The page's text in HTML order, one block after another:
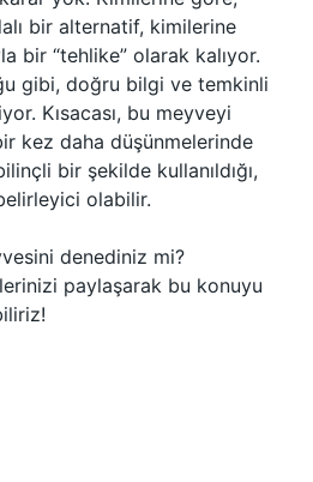
bir alternatif, kimilerine
bir “tehlike” olarak kalıyor.
gibi, doğru bilgi ve temkinli
Kısacası, bu meyveyi
kez daha düşünmelerinde
bir şekilde kullanıldığı,
belirleyici olabilir.
denediniz mi?
paylaşarak bu konuyu